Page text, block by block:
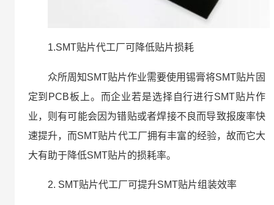
1.SMT贴片代工厂可降低贴片损耗
众所周知SMT贴片作业需要使用锡膏将SMT贴片固
定到PCB板上。而企业若是选择自行进行SMT贴片作
业，则有可能会因为错贴或者焊接不良而导致报废率快
速提升，而SMT贴片代工厂拥有丰富的经验，故而它大
大有助于降低SMT贴片的损耗率。
2. SMT贴片代工厂可提升SMT贴片组装效率